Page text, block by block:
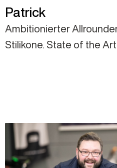
Patrick
Ambitionierter
Stilikone. State of the